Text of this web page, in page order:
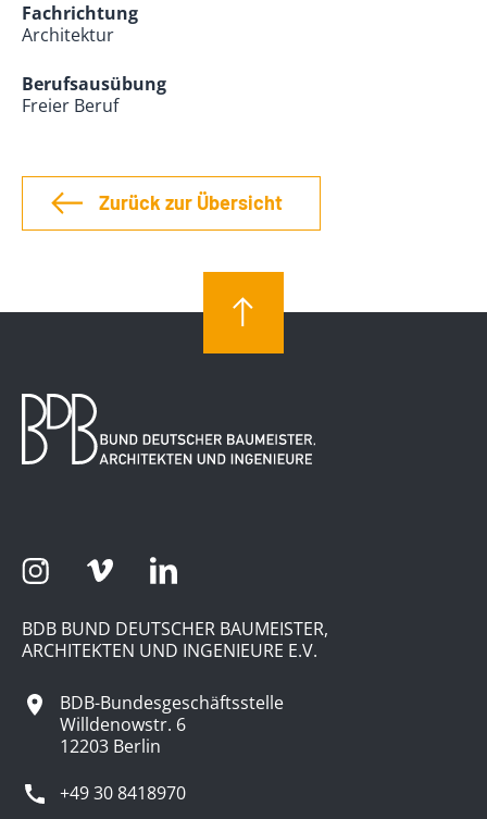
Fachrichtung
Architektur
Berufsausübung
Freier Beruf
Zurück zur Übersicht
BDB BUND DEUTSCHER BAUMEISTER,
ARCHITEKTEN UND INGENIEURE E.V.
BDB-Bundesgeschäftsstelle
Willdenowstr. 6
12203 Berlin
+49 30 8418970